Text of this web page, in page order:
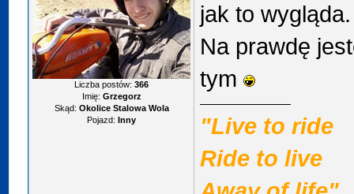
Liczba postów:366
Imię: Grzegorz
Skąd: Okolice Stalowa Wola
Pojazd: Inny
jak to
Na prawdę
tym
"Live to ride
Ride to live